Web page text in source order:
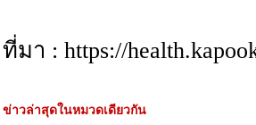
ที่มา : https://
ข่าวล่าสุดในหมวดเดียวกัน